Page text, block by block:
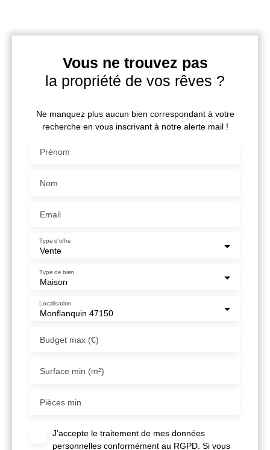
Vous ne trouvez pas
la propriété de vos rêves ?
Ne manquez plus aucun bien correspondant à votre
recherche en vous inscrivant à notre alerte mail !
Prénom
Nom
Email
Vente
Type d'offre
Maison
Type de bien
Monflanquin 47150
Localisation
Budget max (€)
Surface min (m²)
Pièces min
J'accepte le traitement de mes données
personnelles conformément au RGPD. Si vous